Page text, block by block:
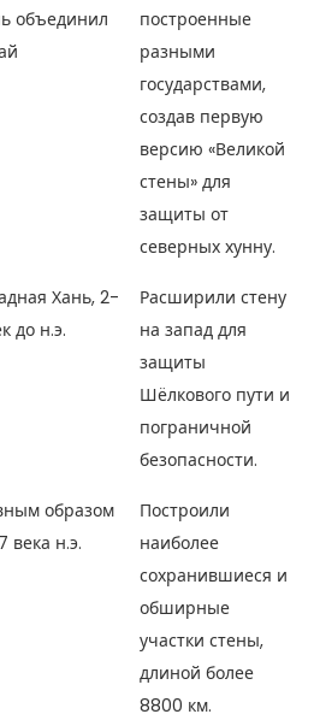
объединил
построенные
разными
государствами,
создав первую
версию «Великой
стены» для
защиты от
северных хунну.
Хань, 2-
до н.э.
Расширили стену
на запад для
защиты
Шёлкового пути и
пограничной
безопасности.
образом
века н.э.
Построили
наиболее
сохранившиеся и
обширные
участки стены,
длиной более
8800 км.